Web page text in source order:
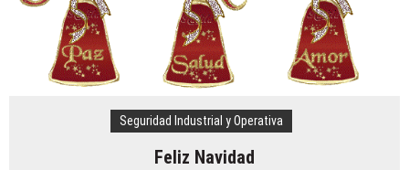
Seguridad Industrial y Operativa
Feliz Navidad